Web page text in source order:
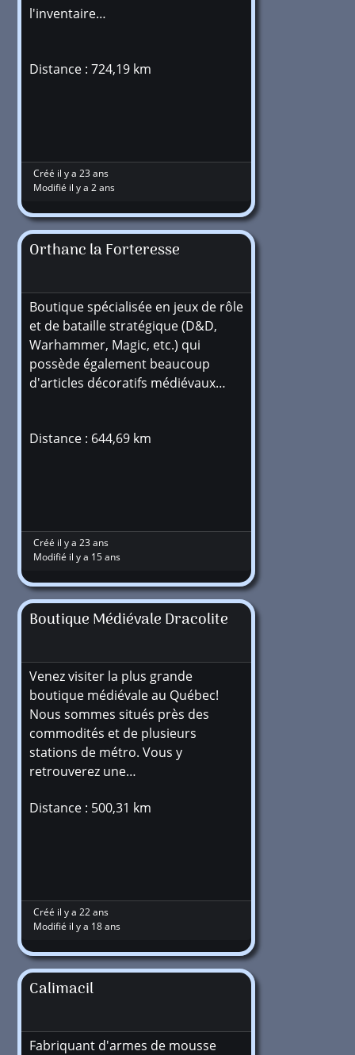
l'inventaire…
Distance : 724,19 km
Créé il y a 23 ans
Modifié il y a 2 ans
Orthanc la Forteresse
Boutique spécialisée en jeux de rôle
et de bataille stratégique (D&D,
Warhammer, Magic, etc.) qui
possède également beaucoup
d'articles décoratifs médiévaux…
Distance : 644,69 km
Créé il y a 23 ans
Modifié il y a 15 ans
Boutique Médiévale Dracolite
Venez visiter la plus grande
boutique médiévale au Québec!
Nous sommes situés près des
commodités et de plusieurs
stations de métro. Vous y
retrouverez une…
Distance : 500,31 km
Créé il y a 22 ans
Modifié il y a 18 ans
Calimacil
Fabriquant d'armes de mousse